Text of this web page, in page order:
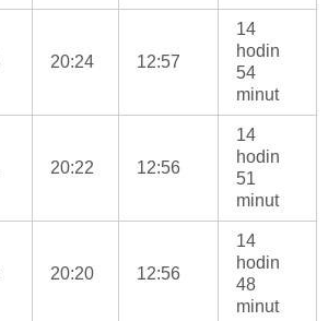
20:24 12:57
14
hodin
54
minut
20:22 12:56
14
hodin
51
minut
20:20 12:56
14
hodin
48
minut